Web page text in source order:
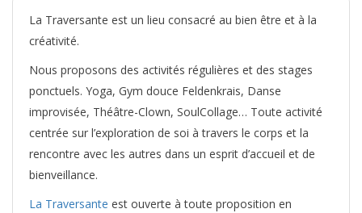
La Traversante est un lieu consacré au bien être et à la
créativité.
Nous proposons des activités régulières et des stages
ponctuels. Yoga, Gym douce Feldenkrais, Danse
improvisée, Théâtre-Clown, SoulCollage… Toute activité
centrée sur l’exploration de soi à travers le corps et la
rencontre avec les autres dans un esprit d’accueil et de
bienveillance.
La Traversante est ouverte à toute proposition en